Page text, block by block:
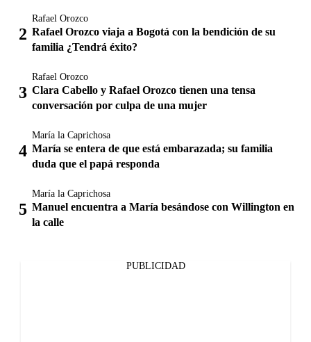
Rafael Orozco
Rafael Orozco viaja a Bogotá con la bendición de su
familia ¿Tendrá éxito?
Rafael Orozco
Clara Cabello y Rafael Orozco tienen una tensa
conversación por culpa de una mujer
María la Caprichosa
María se entera de que está embarazada; su familia
duda que el papá responda
María la Caprichosa
Manuel encuentra a María besándose con Willington en
la calle
PUBLICIDAD